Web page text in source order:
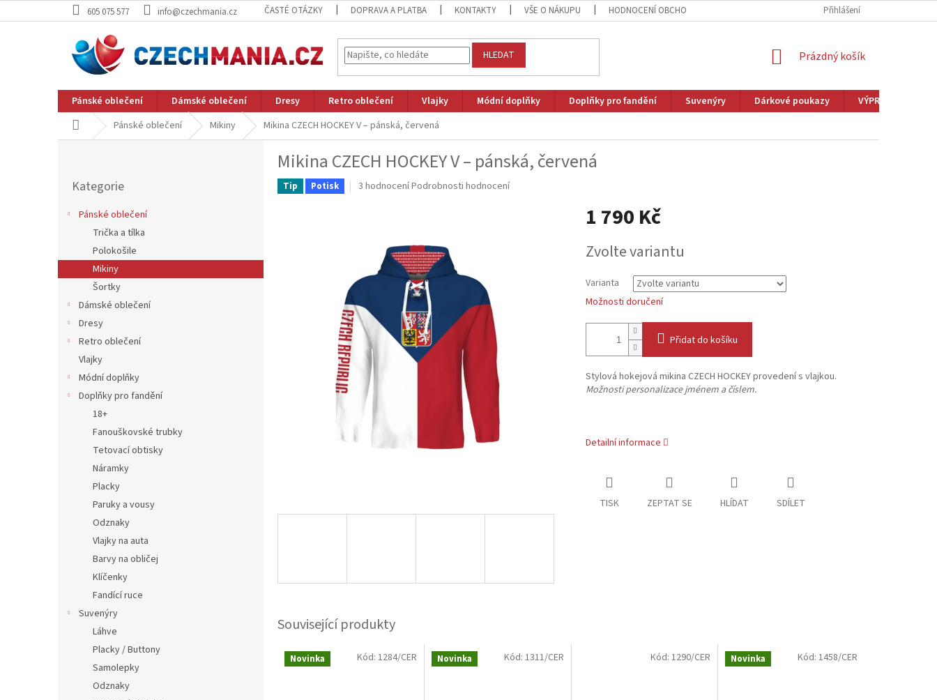
na
605 075 577 info@czechmania.cz ČASTÉ OTÁZKY DOPRAVA A PLATBA KONTAKTY VŠE O NÁKUPU HODNOCENÍ OBCHODU ZAKÁZKOVÁ VÝROBA
Přihlášení
HLEDAT
NÁKUPNÍ
Prázdný košík
Pánské oblečení Dámské oblečení Dresy Retro oblečení Vlajky Módní doplňky Doplňky pro fandění Suvenýry Dárkové poukazy VÝPRODEJ
Domů Pánské oblečení Mikiny Mikina CZECH HOCKEY V – pánská, červená
kategorie
Kategorie
Pánské oblečení
Trička a tílka
Polokošile
Mikiny
Šortky
Dámské oblečení
Dresy
Retro oblečení
Vlajky
Módní doplňky
Doplňky pro fandění
18+
Fanouškovské trubky
Tetovací obtisky
Náramky
Placky
Paruky a vousy
Odznaky
Vlajky na auta
Barvy na obličej
Klíčenky
Fandící ruce
Suvenýry
Láhve
Placky / Buttony
Samolepky
Odznaky
Mikina CZECH HOCKEY V – pánská, červená
Tip Potisk
Průměrné
hvězdiček.
3 hodnoceníPodrobnosti hodnocení
1 790 Kč
cena:
Zvolte variantu
Varianta
Možnosti doručení
Přidat do košíku
Stylová hokejová mikina CZECH HOCKEY provedení s vlajkou.
Možnosti personalizace jménem a číslem.
Detailní informace
TISK ZEPTAT SE HLÍDAT SDÍLET
Související produkty
Novinka Kód: 1284/CER Novinka Kód: 1311/CER Kód:1290/CER Novinka Kód: 1458/CER